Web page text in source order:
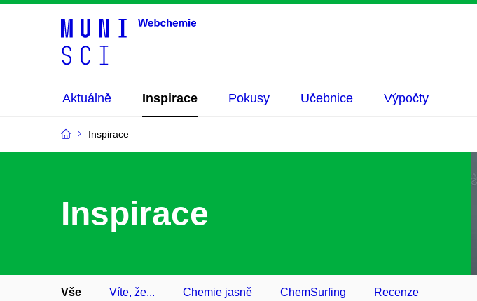
Aktuálně Inspirace Pokusy Učebnice Výpočty
Inspirace
Inspirace
Vše Víte, že... Chemie jasně ChemSurfing Recenze